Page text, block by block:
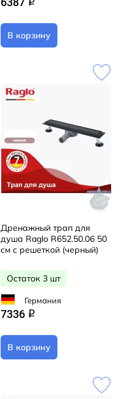
В корзину
Дренажный трап для
душа Raglo R652.50.06 50
см с решеткой (черный)
Остаток 3 шт
Германия
7336 q
В корзину